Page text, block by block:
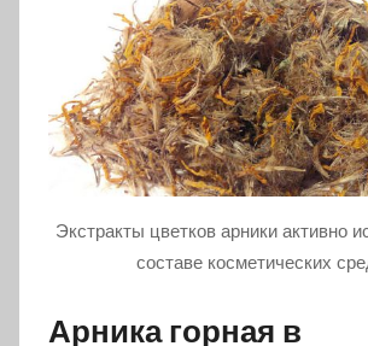
Экстракты цветков арники активно
составе косметических
Арника горная в